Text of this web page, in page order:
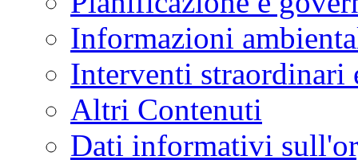
Informazioni
Interventi straordinari
Altri Contenuti
Dati informativi